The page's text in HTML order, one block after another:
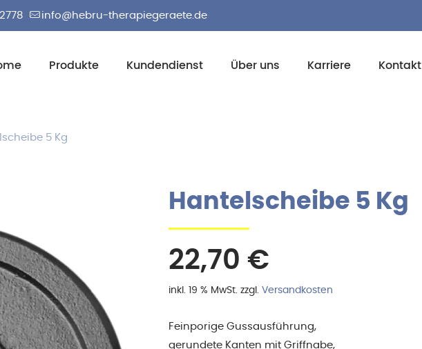
info@hebru-therapiegeraete.de
Produkte Kundendienst Über uns Karriere Kontakt
5 Kg
Hantelscheibe 5 Kg
22,70 €
inkl. 19 % MwSt. zzgl. Versandkosten
Feinporige Gussausführung,
gerundete Kanten mit Griffnabe,